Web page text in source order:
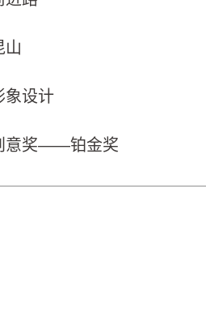
山
象设计
意奖——铂金奖